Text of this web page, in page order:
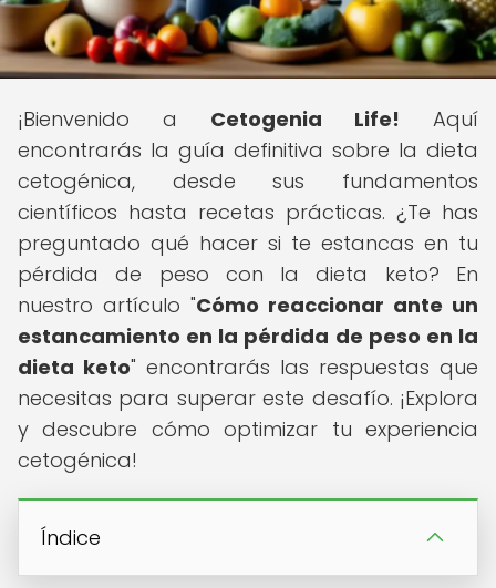
¡Bienvenido a Cetogenia Life! Aquí
encontrarás la guía definitiva sobre la dieta
cetogénica, desde sus fundamentos
científicos hasta recetas prácticas. ¿Te has
preguntado qué hacer si te estancas en tu
pérdida de peso con la dieta keto? En
nuestro artículo "Cómo reaccionar ante un
estancamiento en la pérdida de peso en la
dieta keto" encontrarás las respuestas que
necesitas para superar este desafío. ¡Explora
y descubre cómo optimizar tu experiencia
cetogénica!
Índice